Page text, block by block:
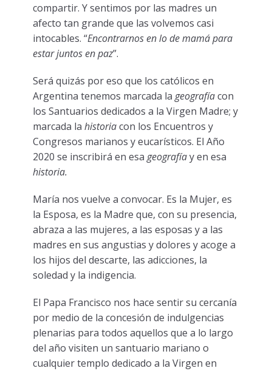
compartir. Y sentimos por las madres un
afecto tan grande que las volvemos casi
intocables. “Encontrarnos en lo de mamá para
estar juntos en paz”.
Será quizás por eso que los católicos en
Argentina tenemos marcada la geografíacon
los Santuarios dedicados a la Virgen Madre; y
marcada la historiacon los Encuentros y
Congresos marianos y eucarísticos. El Año
2020 se inscribirá en esa geografíay en esa
historia.
María nos vuelve a convocar. Es la Mujer, es
la Esposa, es la Madre que, con su presencia,
abraza a las mujeres, a las esposas y a las
madres en sus angustias y dolores y acoge a
los hijos del descarte, las adicciones, la
soledad y la indigencia.
El Papa Francisco nos hace sentir su cercanía
por medio de la concesión de indulgencias
plenarias para todos aquellos que a lo largo
del año visiten un santuario mariano o
cualquier templo dedicado a la Virgen en